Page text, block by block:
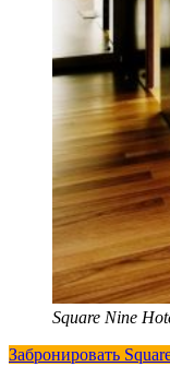
Square Nine
Забронировать